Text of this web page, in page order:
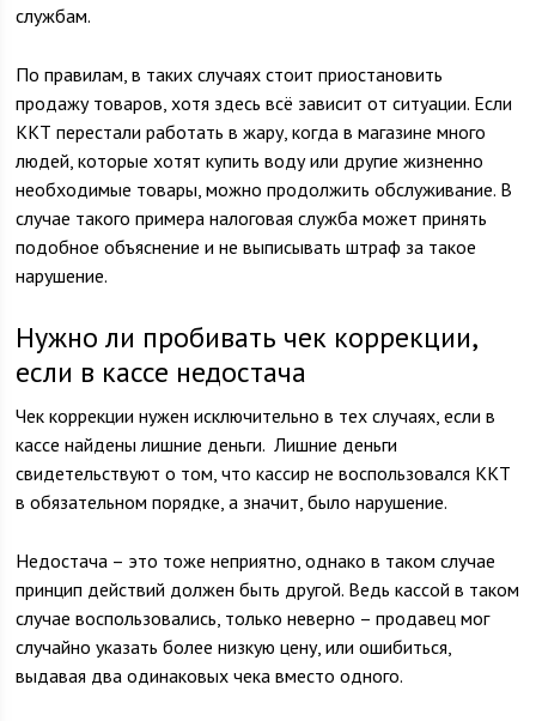
службам.
По правилам, в таких случаях стоит приостановить
продажу товаров, хотя здесь всё зависит от ситуации. Если
ККТ перестали работать в жару, когда в магазине много
людей, которые хотят купить воду или другие жизненно
необходимые товары, можно продолжить обслуживание. В
случае такого примера налоговая служба может принять
подобное объяснение и не выписывать штраф за такое
нарушение.
Нужно ли пробивать чек коррекции,
если в кассе недостача
Чек коррекции нужен исключительно в тех случаях, если в
кассе найдены лишние деньги. Лишние деньги
свидетельствуют о том, что кассир не воспользовался ККТ
в обязательном порядке, а значит, было нарушение.
Недостача – это тоже неприятно, однако в таком случае
принцип действий должен быть другой. Ведь кассой в таком
случае воспользовались, только неверно – продавец мог
случайно указать более низкую цену, или ошибиться,
выдавая два одинаковых чека вместо одного.